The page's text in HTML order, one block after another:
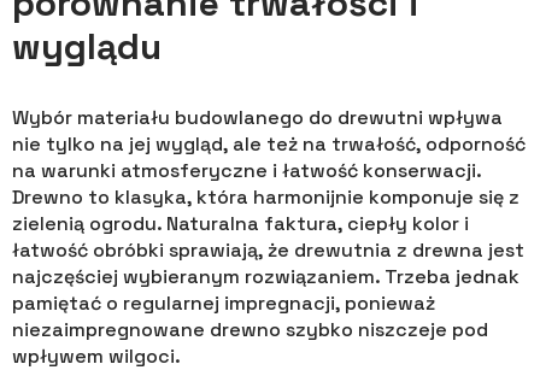
wyglądu
Wybór materiału budowlanego do drewutni wpływa
nie tylko na jej wygląd, ale też na trwałość, odporność
na warunki atmosferyczne i łatwość konserwacji.
Drewno to klasyka, która harmonijnie komponuje się z
zielenią ogrodu. Naturalna faktura, ciepły kolor i
łatwość obróbki sprawiają, że drewutnia z drewna jest
najczęściej wybieranym rozwiązaniem. Trzeba jednak
pamiętać o regularnej impregnacji, ponieważ
niezaimpregnowane drewno szybko niszczeje pod
wpływem wilgoci.